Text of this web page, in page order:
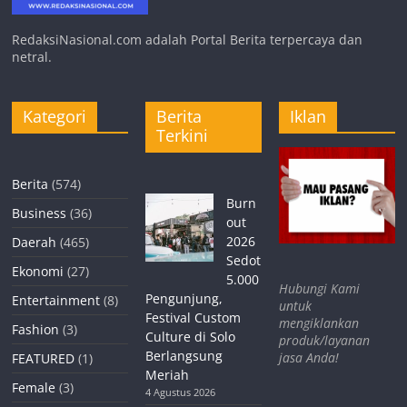
RedaksiNasional.com adalah Portal Berita terpercaya dan
netral.
Kategori
Berita (574)
Business (36)
Daerah (465)
Ekonomi (27)
Entertainment (8)
Fashion (3)
FEATURED (1)
Female (3)
Berita
Terkini
Burn
out
2026
Sedot
5.000
Pengunjung,
Festival Custom
Culture di Solo
Berlangsung
Meriah
4 Agustus 2026
Iklan
Hubungi Kami
untuk
mengiklankan
produk/layanan
jasa Anda!